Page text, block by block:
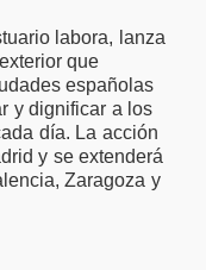
labora, lanza
que
españolas
y dignificar a los
día. La acción
y se extenderá
Zaragoza y